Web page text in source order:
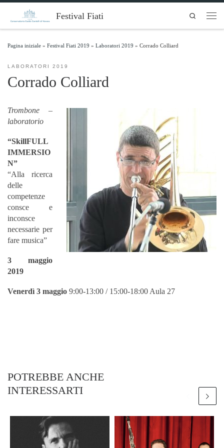
Skip to content Festival Fiati
Search
Pagina iniziale » Festival Fiati 2019 » Laboratori 2019 » Corrado Colliard
LABORATORI 2019
Corrado Colliard
Trombone –
laboratorio
“SkillFULL
IMMERSIO
N”
“Alla ricerca
delle
competenze
consce e
inconsce
necessarie per
fare musica”
3 maggio
2019
Venerdì 3 maggio 9:00-13:00 / 15:00-18:00 Aula 27
POTREBBE ANCHE
INTERESSARTI